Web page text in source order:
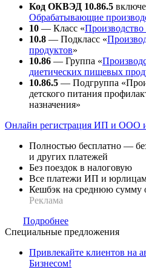
Код ОКВЭД 10.86.5
Обрабатывающие
10 — Класс «
10.8 — Подкласс «
продуктов»
10.86 — Группа «
диетических пищевых
10.86.5 — Подгруппа
детского питания
назначения»
Онлайн регистрация ИП и ООО и
Полностью бесплатно —
и других платежей
Без поездок в налоговую
Все платежи ИП и
Кешбэк на среднюю сумму
Реклама
Подробнее
Специальные предложения
Привлекайте клиентов на
Бизнесом!